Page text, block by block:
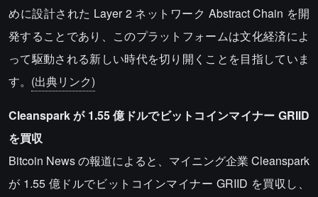
めに設計された Layer 2 ネットワーク Abstract Chain を開
発することであり、このプラットフォームは文化経済によ
って駆動される新しい時代を切り開くことを目指していま
す。 (出典リンク)
Cleanspark が 1.55 億ドルでビットコインマイナー GRIID
を買収
Bitcoin News の報道によると、マイニング企業 Cleanspark
が 1.55 億ドルでビットコインマイナー GRIID を買収し、